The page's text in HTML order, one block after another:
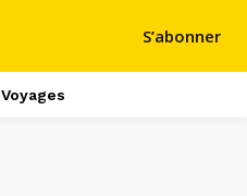
S’abonner
Voyages